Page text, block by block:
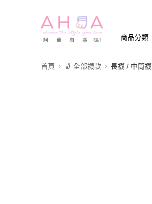
商品分類
首頁 🧦 全部襪款 長襪 / 中筒襪